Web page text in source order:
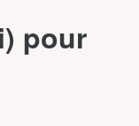
pour